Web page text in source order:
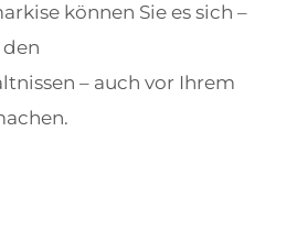
können Sie es sich –
– auch vor Ihrem